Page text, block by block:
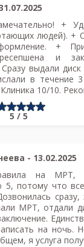
+
людей). +
+
и
выдали
в течение
10/10.
5 / 5
- 13.02.2025
на МРТ,
5, потому что
сразу,
МРТ, отдали
на ночь.
я услуга